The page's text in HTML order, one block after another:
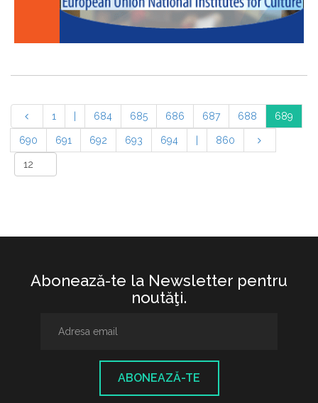
1 684 685 686 687 688 689
690 691 692 693 694 860
Abonează-te la Newsletter pentru
noutăţi.
ABONEAZĂ-TE